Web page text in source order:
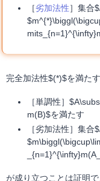
［劣加法性］集合
完全加法性$(*)$を満た
［単調性］
m(B)$を満たす
［劣加法性］集
が成り立つことは証明で